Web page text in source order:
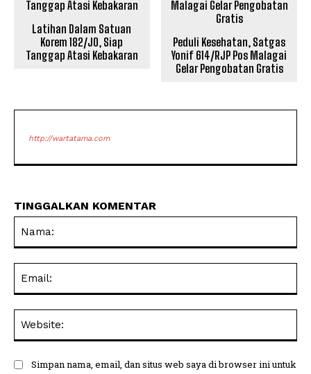
Latihan Dalam Satuan
Korem 182/JO, Siap
Tanggap Atasi Kebakaran
Peduli Kesehatan, Satgas
Yonif 614/RJP Pos Malagai
Gelar Pengobatan Gratis
http://wartatama.com
TINGGALKAN KOMENTAR
Simpan nama, email, dan situs web saya di browser ini untuk